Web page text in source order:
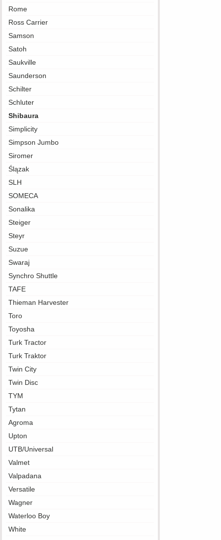
Rome
Ross Carrier
Samson
Satoh
Saukville
Saunderson
Schilter
Schluter
Shibaura
Simplicity
Simpson Jumbo
Siromer
Ślązak
SLH
SOMECA
Sonalika
Steiger
Steyr
Suzue
Swaraj
Synchro Shuttle
TAFE
Thieman Harvester
Toro
Toyosha
Turk Tractor
Turk Traktor
Twin City
Twin Disc
TYM
Tytan
Agroma
Upton
UTB/Universal
Valmet
Valpadana
Versatile
Wagner
Waterloo Boy
White